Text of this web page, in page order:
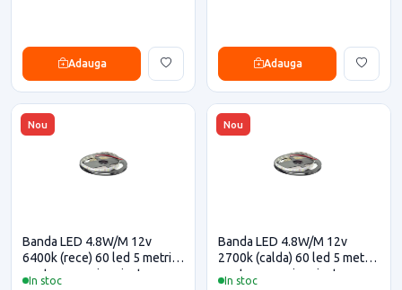
Adauga Adauga
Nou
In stoc
Banda LED 4.8W/M 12v
6400k (rece) 60 led 5 metri
pentru casa si proiecte
Nou
In stoc
Banda LED 4.8W/M 12v
2700k (calda) 60 led 5 metri
pentru casa si proiecte